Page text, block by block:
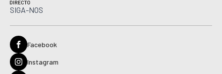
SIGA-NOS
Facebook
Instagram